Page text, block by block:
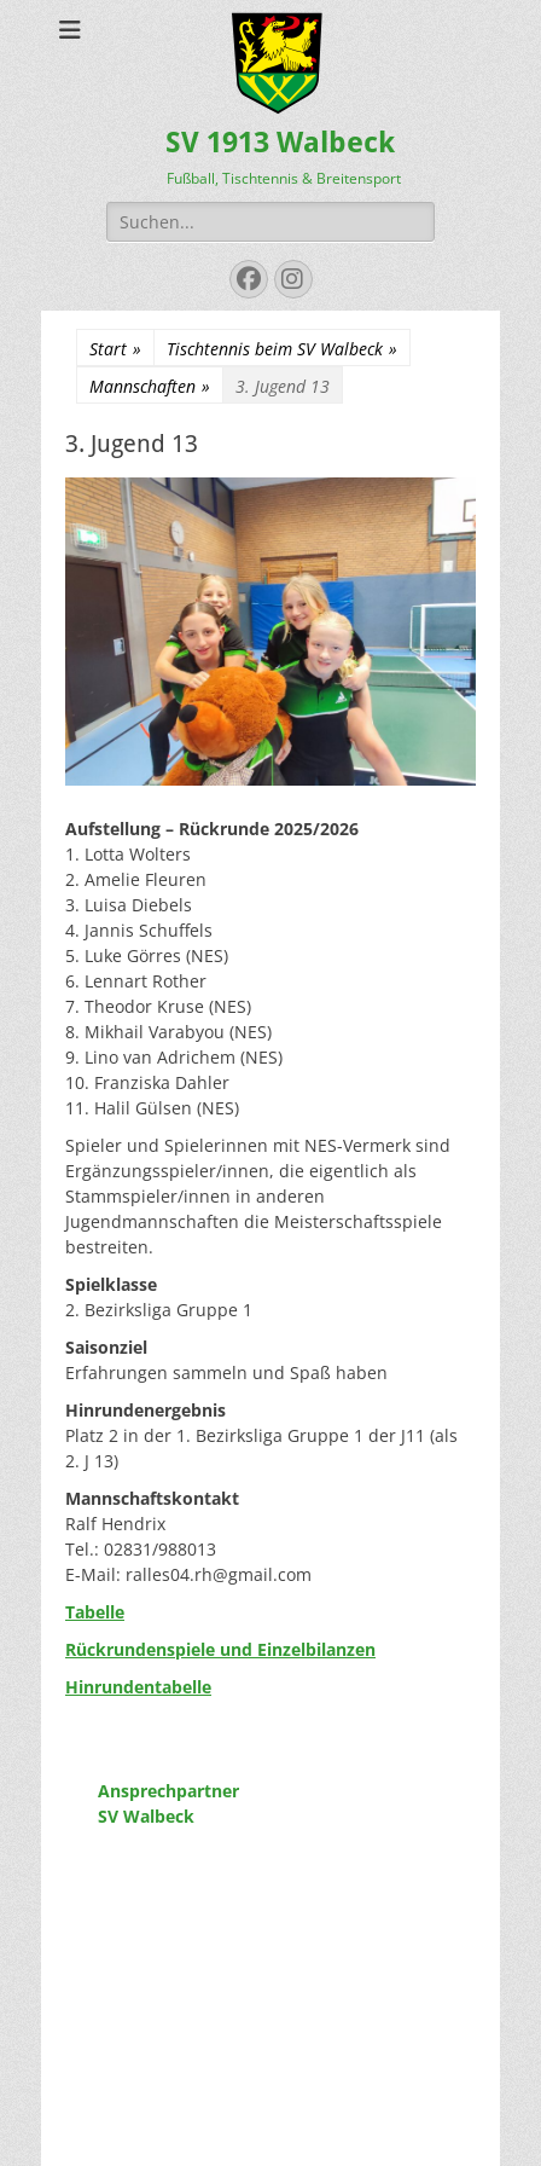
SV 1913 Walbeck
Fußball, Tischtennis & Breitensport
Suchen
nach:
Facebook
Instagram
Start » Tischtennis beim SV Walbeck »
Mannschaften » 3. Jugend 13
3. Jugend 13
Aufstellung – Rückrunde 2025/2026
1. Lotta Wolters
2. Amelie Fleuren
3. Luisa Diebels
4. Jannis Schuffels
5. Luke Görres (NES)
6. Lennart Rother
7. Theodor Kruse (NES)
8. Mikhail Varabyou (NES)
9. Lino van Adrichem (NES)
10. Franziska Dahler
11. Halil Gülsen (NES)
Spieler und Spielerinnen mit NES-Vermerk sind
Ergänzungsspieler/innen, die eigentlich als
Stammspieler/innen in anderen
Jugendmannschaften die Meisterschaftsspiele
bestreiten.
Spielklasse
2. Bezirksliga Gruppe 1
Saisonziel
Erfahrungen sammeln und Spaß haben
Hinrundenergebnis
Platz 2 in der 1. Bezirksliga Gruppe 1 der J11 (als
2. J 13)
Mannschaftskontakt
Ralf Hendrix
Tel.: 02831/988013
E-Mail: ralles04.rh@gmail.com
Tabelle
Rückrundenspiele und Einzelbilanzen
Hinrundentabelle
Ansprechpartner
SV Walbeck